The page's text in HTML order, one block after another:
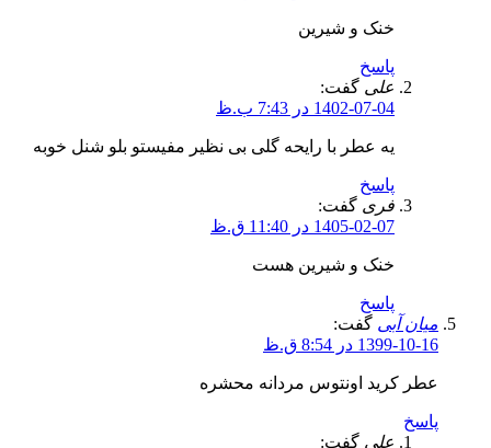
خنک و شیرین
پاسخ
علی گفت:
1402-07-04 در 7:43 ب.ظ
یه عطر با رایحه گلی بی نظیر مفیستو بلو شنل خوبه
پاسخ
فری گفت:
1405-02-07 در 11:40 ق.ظ
خنک و شیرین هست
پاسخ
میان آبی گفت:
1399-10-16 در 8:54 ق.ظ
عطر کرید اونتوس مردانه محشره
پاسخ
علی گفت: